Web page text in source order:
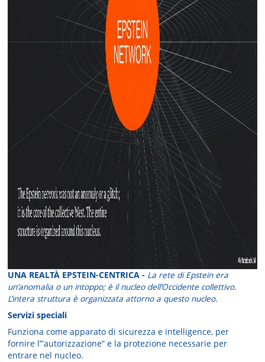
UNA REALTÀ EPSTEIN-CENTRICA - La rete di Epstein era
un’anomalia o un intoppo; è il nucleo dell’Occidente collettivo.
L’intera struttura è organizzata attorno a questo nucleo.
Servizi speciali
Funziona come apparato di sicurezza e intelligence, per
fornire l’”autorizzazione” e la protezione necessarie per
entrare nel nucleo.